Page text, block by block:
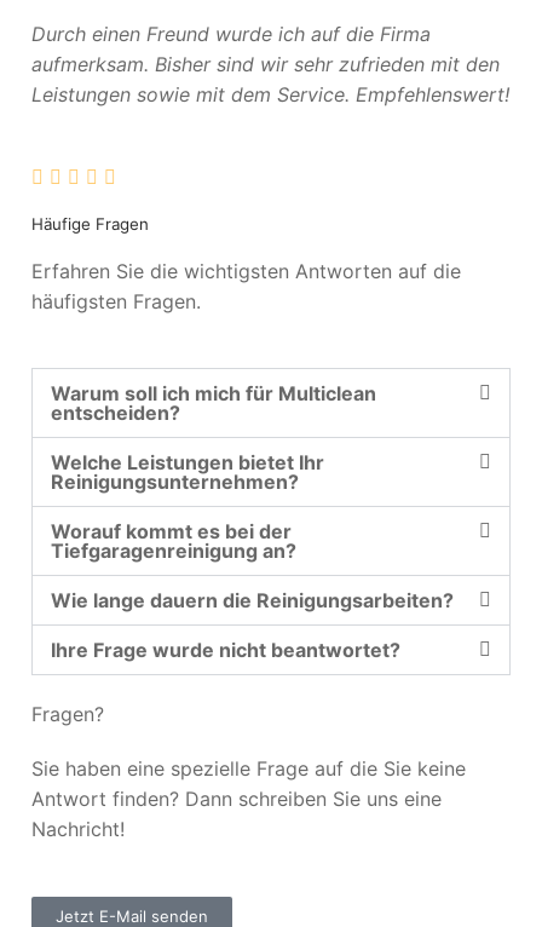
Durch einen Freund wurde ich auf die Firma
aufmerksam. Bisher sind wir sehr zufrieden mit den
Leistungen sowie mit dem Service. Empfehlenswert!
Häufige Fragen
Erfahren Sie die wichtigsten Antworten auf die
häufigsten Fragen.
Warum soll ich mich für Multiclean
entscheiden?
Welche Leistungen bietet Ihr
Reinigungsunternehmen?
Worauf kommt es bei der
Tiefgaragenreinigung an?
Wie lange dauern die Reinigungsarbeiten?
Ihre Frage wurde nicht beantwortet?
Fragen?
Sie haben eine spezielle Frage auf die Sie keine
Antwort finden? Dann schreiben Sie uns eine
Nachricht!
Jetzt E-Mail senden